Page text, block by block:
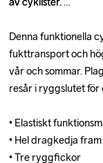
Denna funktionella
fukttransport och
vår och sommar.
resår i ryggslutet för
• Elastiskt
• Hel dragkedja fram
• Tre ryggfickor
Denna funktionella
fukttransport och
vår och sommar.
resår i ryggslutet för
• Elastiskt
• Hel dragkedja fram
• Tre ryggfickor